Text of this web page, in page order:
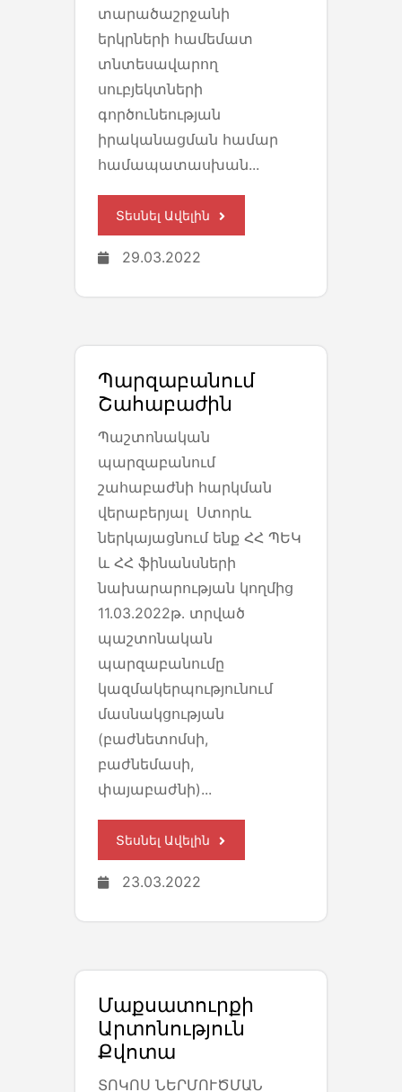
տարածաշրջանի
երկրների համեմատ
տնտեսավարող
սուբյեկտների
գործունեության
իրականացման համար
համապատասխան...
Տեսնել Ավելին
29.03.2022
Պարզաբանում
Շահաբաժին
Պաշտոնական
պարզաբանում
շահաբաժնի հարկման
վերաբերյալ Ստորև
ներկայացնում ենք ՀՀ ՊԵԿ
և ՀՀ ֆինանսների
նախարարության կողմից
11.03.2022թ․ տրված
պաշտոնական
պարզաբանումը
կազմակերպությունում
մասնակցության
(բաժնետոմսի,
բաժնեմասի,
փայաբաժնի)...
Տեսնել Ավելին
23.03.2022
Մաքսատուրքի
Արտոնություն
Քվոտա
ՏՈԿՈՍ ՆԵՐՄՈՒԾՄԱՆ